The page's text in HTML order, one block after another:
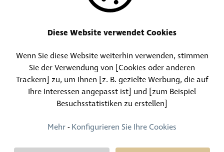
Telefonzentrale:
(+352) 30 01 46-1
Kontakt für Fundgegenstände
(+352) 30 01 46 84
(+352) 30 01 46 80 (24/24, 7/7)
Diese Website verwendet Cookies
Wenn Sie diese Website weiterhin verwenden, stimmen
Sie der Verwendung von [Cookies oder anderen
Trackern] zu, um Ihnen [z. B. gezielte Werbung, die auf
Ihre Interessen angepasst ist] und [zum Beispiel
Besuchsstatistiken zu erstellen]
Mehr-Konfigurieren Sie Ihre Cookies